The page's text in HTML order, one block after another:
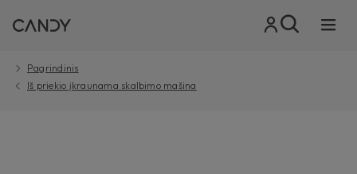
Pagrindinis
Iš priekio įkraunama skalbimo mašina